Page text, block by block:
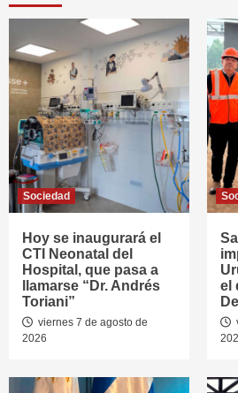
Sociedad
Hoy se inaugurará el
CTI Neonatal del
Hospital, que pasa a
llamarse “Dr. Andrés
Toriani”
viernes 7 de agosto de
2026
el